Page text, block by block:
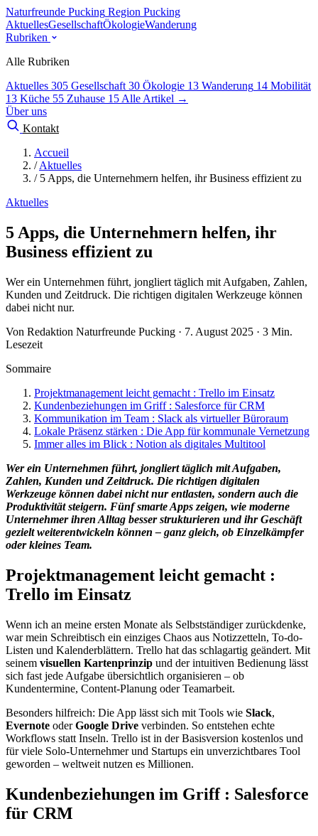
Naturfreunde Pucking Region Pucking
AktuellesGesellschaftÖkologieWanderung
Rubriken
Alle Rubriken
Aktuelles 305 Gesellschaft 30 Ökologie 13 Wanderung 14 Mobilität
13 Küche 55 Zuhause 15 Alle Artikel →
Über uns
Kontakt
Accueil
/ Aktuelles
/ 5 Apps, die Unternehmern helfen, ihr Business effizient zu
Aktuelles
5 Apps, die Unternehmern helfen, ihr
Business effizient zu
Wer ein Unternehmen führt, jongliert täglich mit Aufgaben, Zahlen,
Kunden und Zeitdruck. Die richtigen digitalen Werkzeuge können
dabei nicht nur.
Von Redaktion Naturfreunde Pucking · 7. August 2025 · 3 Min.
Lesezeit
Sommaire
Projektmanagement leicht gemacht : Trello im Einsatz
Kundenbeziehungen im Griff : Salesforce für CRM
Kommunikation im Team : Slack als virtueller Büroraum
Lokale Präsenz stärken : Die App für kommunale Vernetzung
Immer alles im Blick : Notion als digitales Multitool
Wer ein Unternehmen führt, jongliert täglich mit Aufgaben,
Zahlen, Kunden und Zeitdruck. Die richtigen digitalen
Werkzeuge können dabei nicht nur entlasten, sondern auch die
Produktivität steigern. Fünf smarte Apps zeigen, wie moderne
Unternehmer ihren Alltag besser strukturieren und ihr Geschäft
gezielt weiterentwickeln können – ganz gleich, ob Einzelkämpfer
oder kleines Team.
Projektmanagement leicht gemacht :
Trello im Einsatz
Wenn ich an meine ersten Monate als Selbstständiger zurückdenke,
war mein Schreibtisch ein einziges Chaos aus Notizzetteln, To-do-
Listen und Kalenderblättern. Trello hat das schlagartig geändert. Mit
seinem visuellen Kartenprinzip und der intuitiven Bedienung lässt
sich fast jede Aufgabe übersichtlich organisieren – ob
Kundentermine, Content-Planung oder Teamarbeit.
Besonders hilfreich: Die App lässt sich mit Tools wie Slack,
Evernote oderGoogle Drive verbinden. So entstehen echte
Workflows statt Inseln. Trello ist in der Basisversion kostenlos und
für viele Solo-Unternehmer und Startups ein unverzichtbares Tool
geworden – weltweit nutzen es Millionen.
Kundenbeziehungen im Griff : Salesforce
für CRM